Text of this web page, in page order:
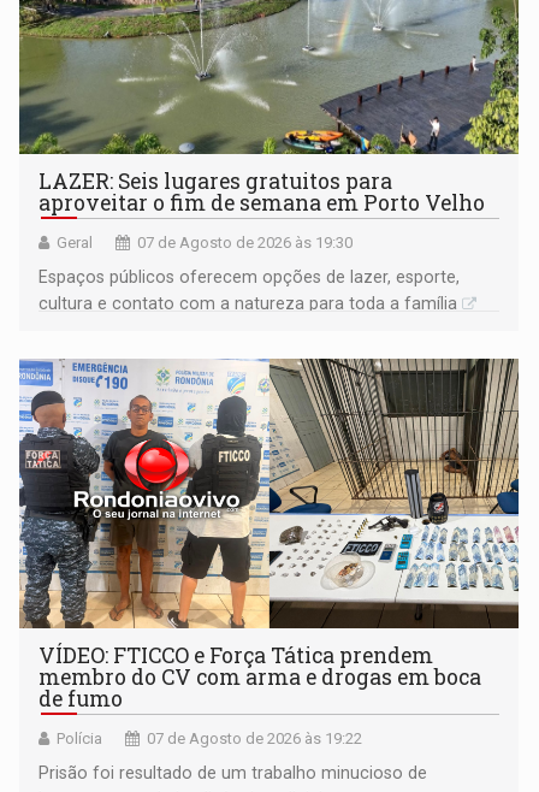
LAZER: Seis lugares gratuitos para
aproveitar o fim de semana em Porto Velho
Geral 07 de Agosto de 2026 às 19:30
Espaços públicos oferecem opções de lazer, esporte,
cultura e contato com a natureza para toda a família
VÍDEO: FTICCO e Força Tática prendem
membro do CV com arma e drogas em boca
de fumo
Polícia 07 de Agosto de 2026 às 19:22
Prisão foi resultado de um trabalho minucioso de